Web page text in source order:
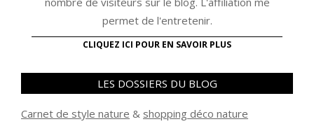
permet de l'entretenir.
CLIQUEZ ICI POUR EN SAVOIR PLUS
LES DOSSIERS DU BLOG
Carnet de style nature & shopping déco nature